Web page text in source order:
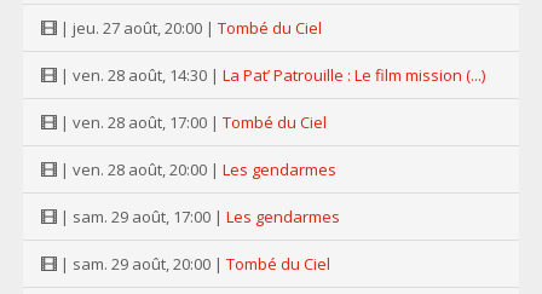
| jeu. 27 août, 20:00 | Tombé du Ciel
| ven. 28 août, 14:30 | La Pat’ Patrouille : Le film mission (...)
| ven. 28 août, 17:00 | Tombé du Ciel
| ven. 28 août, 20:00 | Les gendarmes
| sam. 29 août, 17:00 | Les gendarmes
| sam. 29 août, 20:00 | Tombé du Ciel